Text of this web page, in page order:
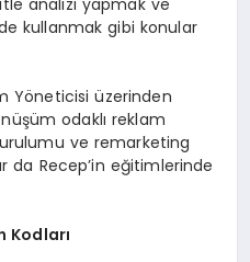
kullanmak gibi konular
Yöneticisi üzerinden
odaklı reklam
ve remarketing
da Recep’in eğitimlerinde
Kodları